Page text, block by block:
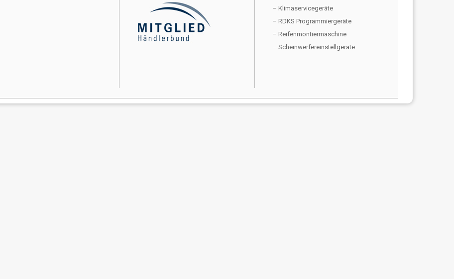
– Klimaservicegeräte
– RDKS Programmiergeräte
– Reifenmontiermaschine
– Scheinwerfereinstellgeräte